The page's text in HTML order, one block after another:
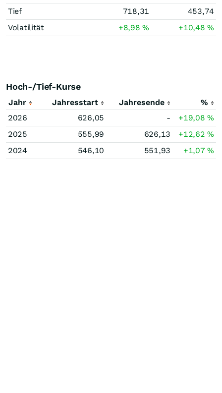
Tief
718,31
453,74
Volatilität
+8,98% +10,48%
Hoch-/Tief-Kurse
Jahr Jahresstart Jahresende
%
2026
626,05 - +19,08%
2025
555,99 626,13 +12,62%
2024
546,10 551,93 +1,07%